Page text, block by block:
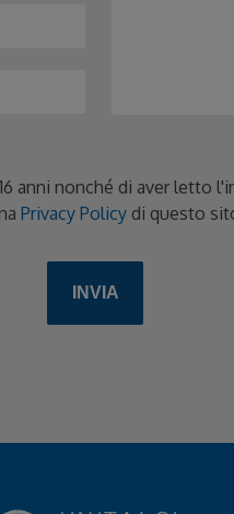
anni nonché di aver letto
Privacy Policy di questo